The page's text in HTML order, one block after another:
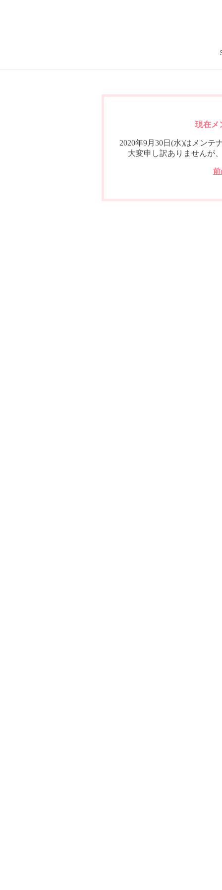
現在メ
2020年9月30日(水)はメンテ
大変申し訳ありませんが
前